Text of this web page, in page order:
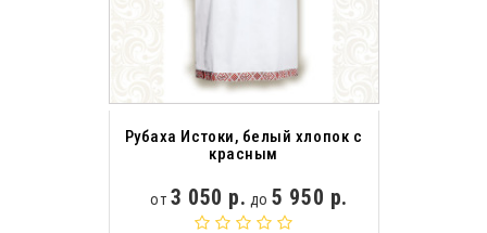
Рубаха Истоки, белый хлопок с
красным
от 3 050 р. до5 950 р.